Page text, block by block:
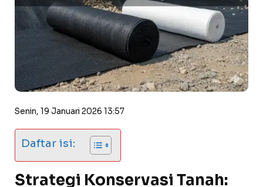
Senin, 19 Januari 2026 13:57
Daftar isi:
Strategi Konservasi Tanah: